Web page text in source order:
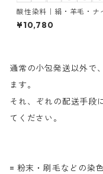
酸性染料｜絹・羊毛・ナ
ンを染める｜500g｜アシ
ミーリングブラックＢ（
¥10,780
通常の小包発送以外で
ます。
それ、ぞれの配送手段
てください。
= 粉末・刷毛などの染